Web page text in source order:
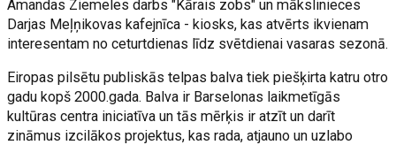
Amandas Ziemeles darbs "Kārais zobs" un mākslinieces
Darjas Meļņikovas kafejnīca - kiosks, kas atvērts ikvienam
interesentam no ceturtdienas līdz svētdienai vasaras sezonā.
Eiropas pilsētu publiskās telpas balva tiek piešķirta katru otro
gadu kopš 2000.gada. Balva ir Barselonas laikmetīgās
kultūras centra iniciatīva un tās mērķis ir atzīt un darīt
zināmus izcilākos projektus, kas rada, atjauno un uzlabo